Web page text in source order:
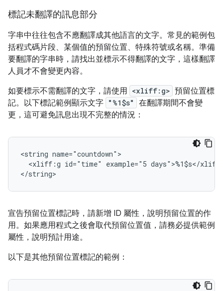
標記未翻譯的訊息部分
字串中往往包含不應翻譯成其他語言的文字。常見的範例包
括程式碼片段、某個值的預留位置、特殊符號或名稱。準備
要翻譯的字串時，請找出並標示不得翻譯的文字，這樣翻譯
人員才不會變更內容。
如要標示不需翻譯的文字，請使用 <xliff:g> 預留位置標
記。以下標記範例顯示文字 "%1$s"
在翻譯期間不會變
更，這可避免訊息出現不完整的情況：
<string
<xliff:g id="time" example="5 days">%1$s</
</string>
宣告預留位置標記時，請新增 ID 屬性，說明預留位置的作
用。如果應用程式之後會取代預留位置值，請務必提供範例
屬性，說明預計用途。
以下是其他預留位置標記的範例：